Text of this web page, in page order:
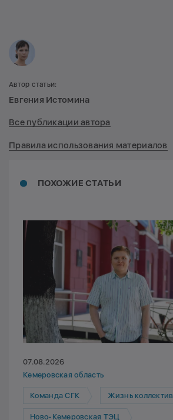
ПОХОЖИЕ СТАТЬИ
07.08.2026
Кемеровская область
Команда СГК Жизнь
Ново-Кемеровская ТЭЦ
Автор статьи:
Евгения Истомина
Все публикации автора
Правила использования материалов